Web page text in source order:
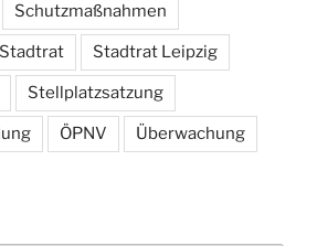
Schutzmaßnahmen
Stadtrat Stadtrat Leipzig
Stellplatzsatzung
ÖPNV Überwachung